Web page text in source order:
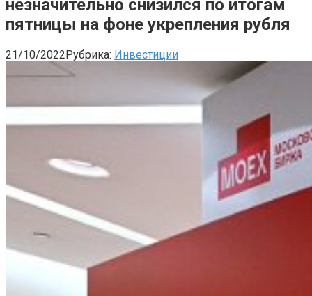
незначительно снизился по итогам
пятницы на фоне укрепления рубля
21/10/2022Рубрика: Инвестиции